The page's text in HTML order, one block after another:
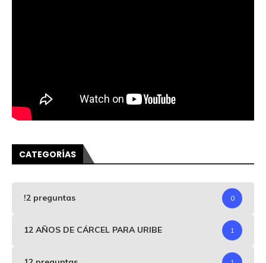
CATEGORÍAS
!2 preguntas 0
12 AÑOS DE CÁRCEL PARA URIBE 1